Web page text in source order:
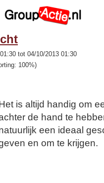
tot 04/10/2013 01:30
100%)
is altijd handig om
de hand te
een ideaal
en om te krijgen.